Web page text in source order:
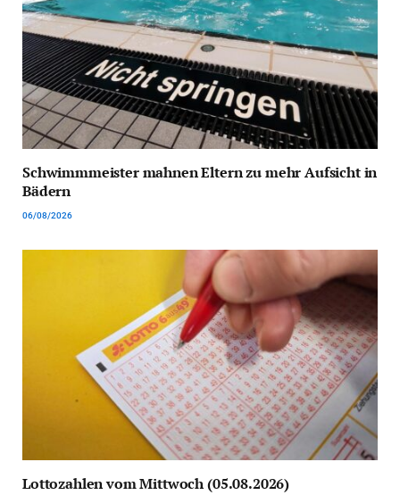
Schwimmmeister mahnen Eltern zu mehr Aufsicht in
Bädern
06/08/2026
Lottozahlen vom Mittwoch (05.08.2026)